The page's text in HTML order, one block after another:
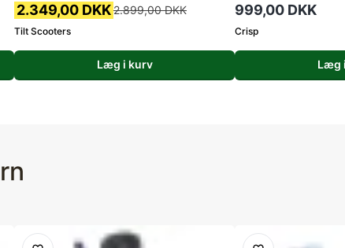
2.349,00 DKK2.899,00 DKK
Tilt Scooters
Læg i kurv
999,00 DKK
Crisp
Læg